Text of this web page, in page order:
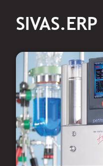
SIVAS.ERP